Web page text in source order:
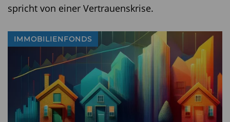
spricht von einer Vertrauenskrise.
IMMOBILIENFONDS